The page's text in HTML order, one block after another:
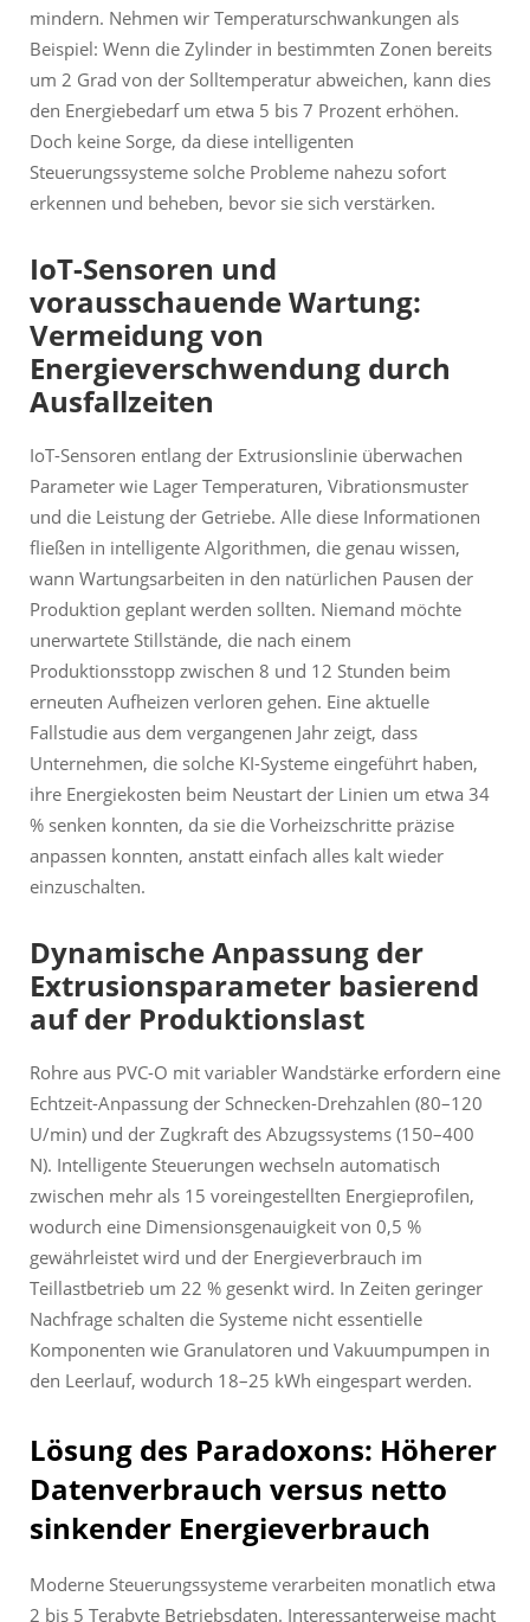
mindern. Nehmen wir Temperaturschwankungen als
Beispiel: Wenn die Zylinder in bestimmten Zonen bereits
um 2 Grad von der Solltemperatur abweichen, kann dies
den Energiebedarf um etwa 5 bis 7 Prozent erhöhen.
Doch keine Sorge, da diese intelligenten
Steuerungssysteme solche Probleme nahezu sofort
erkennen und beheben, bevor sie sich verstärken.
IoT-Sensoren und
vorausschauende Wartung:
Vermeidung von
Energieverschwendung durch
Ausfallzeiten
IoT-Sensoren entlang der Extrusionslinie überwachen
Parameter wie Lager Temperaturen, Vibrationsmuster
und die Leistung der Getriebe. Alle diese Informationen
fließen in intelligente Algorithmen, die genau wissen,
wann Wartungsarbeiten in den natürlichen Pausen der
Produktion geplant werden sollten. Niemand möchte
unerwartete Stillstände, die nach einem
Produktionsstopp zwischen 8 und 12 Stunden beim
erneuten Aufheizen verloren gehen. Eine aktuelle
Fallstudie aus dem vergangenen Jahr zeigt, dass
Unternehmen, die solche KI-Systeme eingeführt haben,
ihre Energiekosten beim Neustart der Linien um etwa 34
% senken konnten, da sie die Vorheizschritte präzise
anpassen konnten, anstatt einfach alles kalt wieder
einzuschalten.
Dynamische Anpassung der
Extrusionsparameter basierend
auf der Produktionslast
Rohre aus PVC-O mit variabler Wandstärke erfordern eine
Echtzeit-Anpassung der Schnecken-Drehzahlen (80–120
U/min) und der Zugkraft des Abzugssystems (150–400
N). Intelligente Steuerungen wechseln automatisch
zwischen mehr als 15 voreingestellten Energieprofilen,
wodurch eine Dimensionsgenauigkeit von 0,5 %
gewährleistet wird und der Energieverbrauch im
Teillastbetrieb um 22 % gesenkt wird. In Zeiten geringer
Nachfrage schalten die Systeme nicht essentielle
Komponenten wie Granulatoren und Vakuumpumpen in
den Leerlauf, wodurch 18–25 kWh eingespart werden.
Lösung des Paradoxons: Höherer
Datenverbrauch versus netto
sinkender Energieverbrauch
Moderne Steuerungssysteme verarbeiten monatlich etwa
2 bis 5 Terabyte Betriebsdaten. Interessanterweise macht